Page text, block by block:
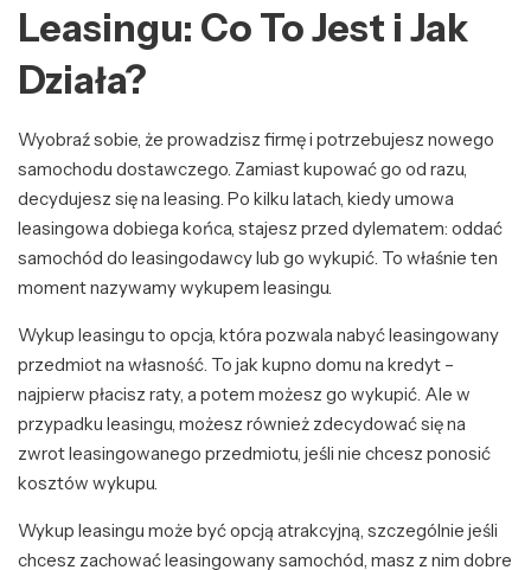
Leasingu: Co To Jest i Jak
Działa?
Wyobraź sobie, że prowadzisz firmę i potrzebujesz nowego
samochodu dostawczego. Zamiast kupować go od razu,
decydujesz się na leasing. Po kilku latach, kiedy umowa
leasingowa dobiega końca, stajesz przed dylematem: oddać
samochód do leasingodawcy lub go wykupić. To właśnie ten
moment nazywamy wykupem leasingu.
Wykup leasingu to opcja, która pozwala nabyć leasingowany
przedmiot na własność. To jak kupno domu na kredyt –
najpierw płacisz raty, a potem możesz go wykupić. Ale w
przypadku leasingu, możesz również zdecydować się na
zwrot leasingowanego przedmiotu, jeśli nie chcesz ponosić
kosztów wykupu.
Wykup leasingu może być opcją atrakcyjną, szczególnie jeśli
chcesz zachować leasingowany samochód, masz z nim dobre